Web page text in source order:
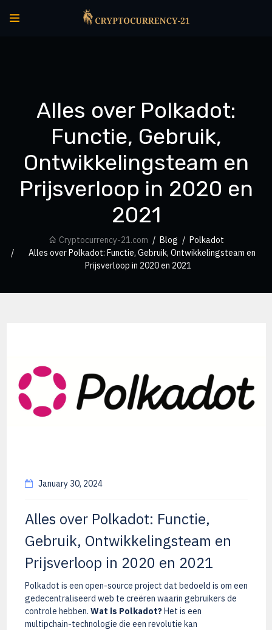
Alles over Polkadot:
Functie, Gebruik,
Ontwikkelingsteam en
Prijsverloop in 2020 en
2021
Cryptocurrency-21.com Blog
Polkadot
Alles over Polkadot: Functie, Gebruik, Ontwikkelingsteam en
Prijsverloop in 2020 en 2021
January 30, 2024
Alles over Polkadot: Functie,
Gebruik, Ontwikkelingsteam en
Prijsverloop in 2020 en 2021
Polkadot is een open-source project dat bedoeld is om een
gedecentraliseerd web te creëren waarin gebruikers de
controle hebben. Wat is Polkadot?Het is een
multipchain-technologie die een revolutie kan